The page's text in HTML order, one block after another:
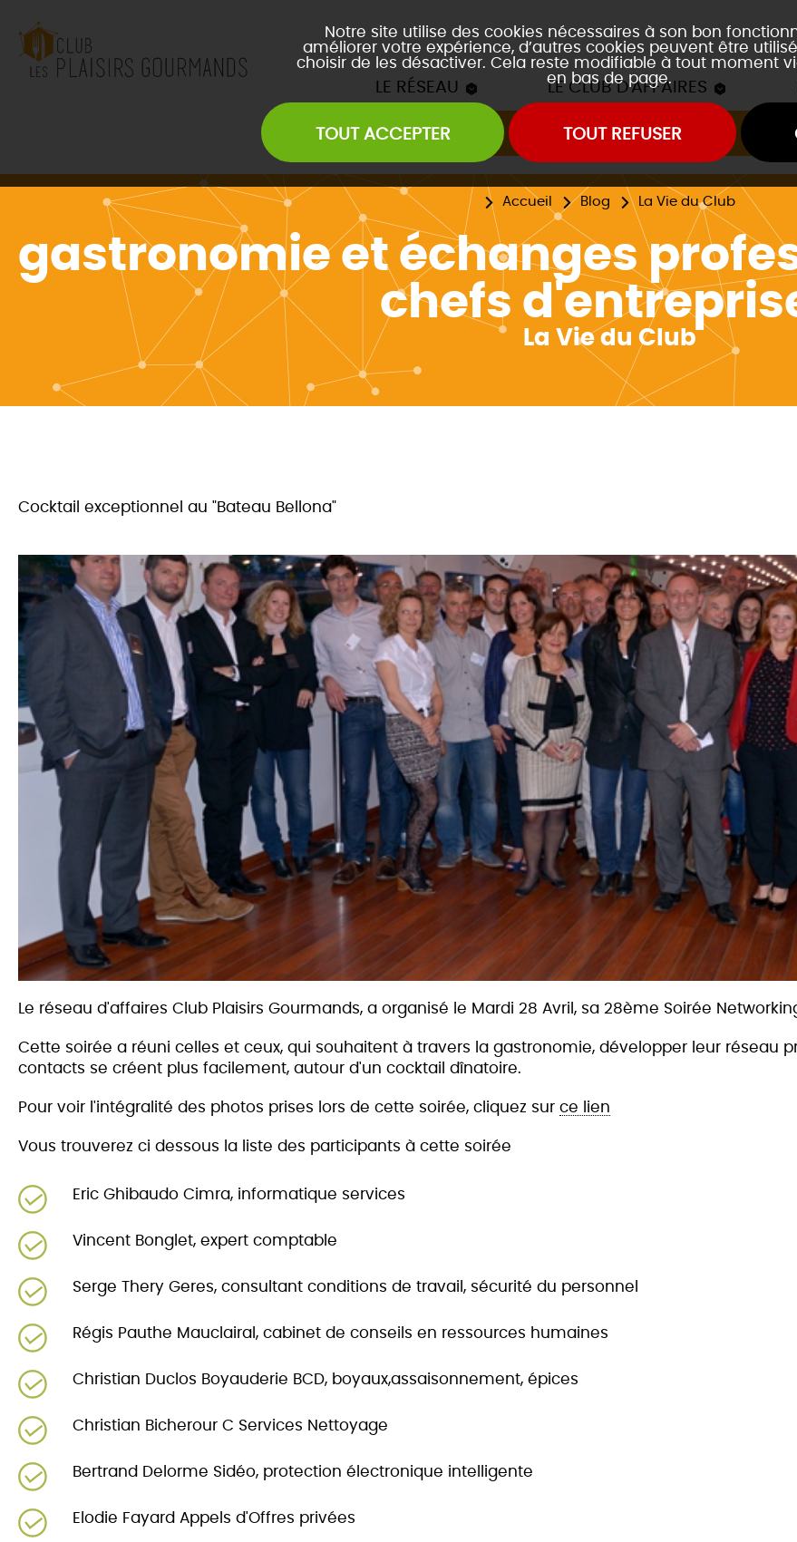
Notre site utilise des cookies nécessaires à son bon
améliorer votre expérience, d’autres cookies peuvent être
choisir de les désactiver. Cela reste modifiable à tout moment
en bas de page.
TOUT ACCEPTER TOUT REFUSER
LE RÉSEAU LE CLUB D'AFFAIRES
Les Afterwork du Club
Évènements Inter Club
Les mâchons du Club
Les event's "À la découverte de..."
Accueil Blog La Vie du Club
gastronomie et échanges
chefs
La Vie du Club
Cocktail exceptionnel au "Bateau Bellona"
Le réseau d'affaires Club Plaisirs Gourmands, a organisé le Mardi 28 Avril, sa 28ème Soirée
Cette soirée a réuni celles et ceux, qui souhaitent à travers la gastronomie, développer leur réseau
contacts se créent plus facilement, autour d'un cocktail dînatoire.
Pour voir l'intégralité des photos prises lors de cette soirée, cliquez sur ce lien
Vous trouverez ci dessous la liste des participants à cette soirée
Eric Ghibaudo Cimra, informatique services
Vincent Bonglet, expert comptable
Serge Thery Geres, consultant conditions de travail, sécurité du personnel
Régis Pauthe Mauclairal, cabinet de conseils en ressources humaines
Christian Duclos Boyauderie BCD, boyaux,assaisonnement, épices
Christian Bicherour C Services Nettoyage
Bertrand Delorme Sidéo, protection électronique intelligente
Elodie Fayard Appels d'Offres privées